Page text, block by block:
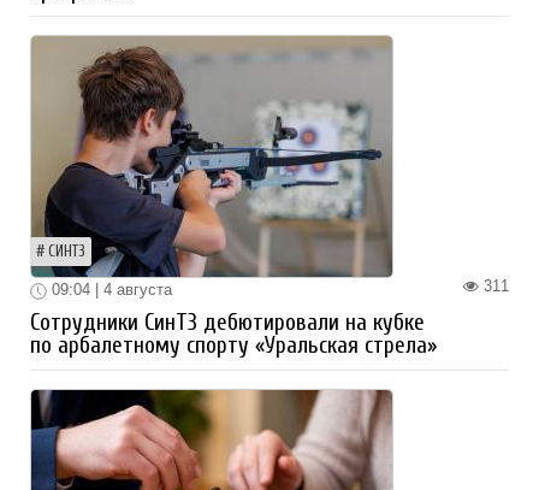
СИНТЗ
311
09:04 | 4 августа
Сотрудники СинТЗ дебютировали на кубке
по арбалетному спорту «Уральская стрела»